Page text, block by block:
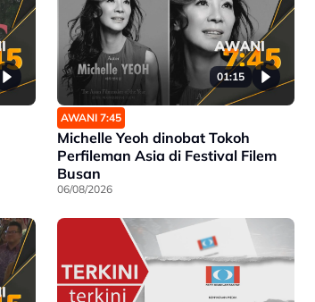
01:15
AWANI 7:45
Michelle Yeoh dinobat Tokoh
Perfileman Asia di Festival Filem
Busan
06/08/2026